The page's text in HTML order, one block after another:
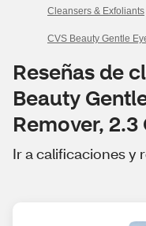
Cleansers & Exfoliants
CVS Beauty Gentle
Reseñas de
Beauty
Remover, 2.3
Ir a calificaciones y